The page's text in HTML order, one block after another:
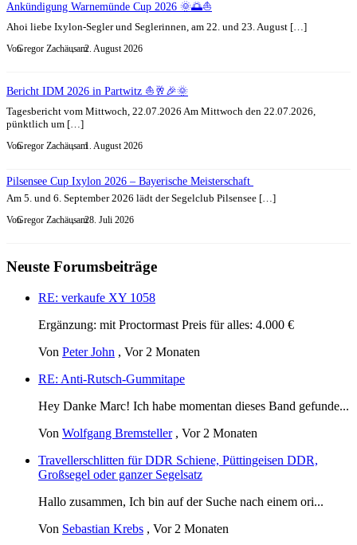
Ankündigung Warnemünde Cup 2026 🌞🌅⛵
Ahoi liebe Ixylon-Segler und Seglerinnen, am 22. und 23. August […]
VonGregor Zachäus, am2. August 2026
Bericht IDM 2026 in Partwitz ⛵🥂🎉🌞
Tagesbericht vom Mittwoch, 22.07.2026 Am Mittwoch den 22.07.2026,
pünktlich um […]
VonGregor Zachäus, am1. August 2026
Pilsensee Cup Ixylon 2026 – Bayerische Meisterschaft
Am 5. und 6. September 2026 lädt der Segelclub Pilsensee […]
VonGregor Zachäus, am28. Juli 2026
Neuste Forumsbeiträge
RE: verkaufe XY 1058
Ergänzung: mit Proctormast Preis für alles: 4.000 €
Von Peter John , Vor 2 Monaten
RE: Anti-Rutsch-Gummitape
Hey Danke Marc! Ich habe momentan dieses Band gefunde...
Von Wolfgang Bremsteller, Vor 2 Monaten
Travellerschlitten für DDR Schiene, Püttingeisen DDR,
Großsegel oder ganzer Segelsatz
Hallo zusammen, Ich bin auf der Suche nach einem ori...
Von Sebastian Krebs , Vor 2 Monaten